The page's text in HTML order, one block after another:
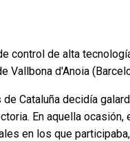
control de alta
Vallbona d'Anoia
Cataluña decidía
En aquella ocasión,
en los que